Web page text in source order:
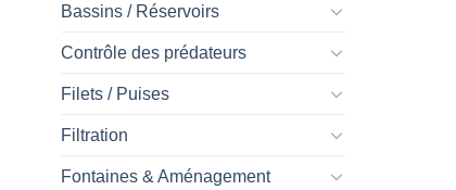
Bassins / Réservoirs
Contrôle des prédateurs
Filets / Puises
Filtration
Fontaines & Aménagement